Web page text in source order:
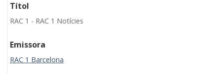
Títol
RAC 1 - RAC 1 Notícies
Emissora
RAC 1 Barcelona